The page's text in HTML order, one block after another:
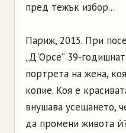
пред тежък избор...
Париж, 2015. При
„Д'Орсе“ 39-
портрета на жена,
копие. Коя е
внушава усещането,
да промени живота